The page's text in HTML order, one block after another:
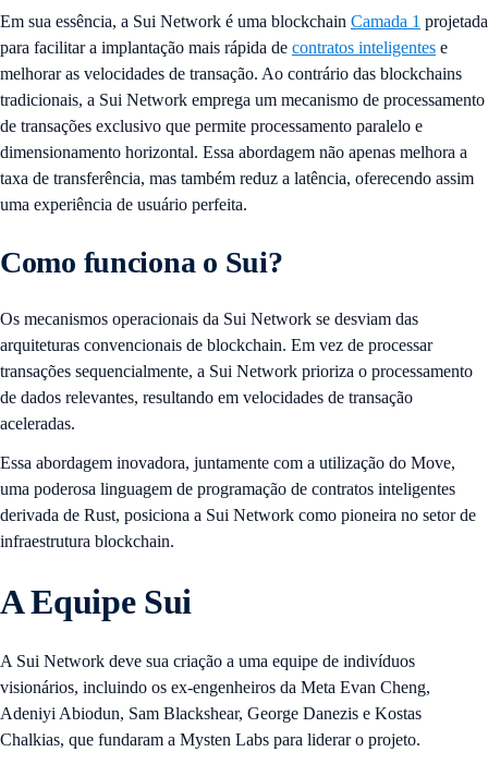
Em sua essência, a Sui Network é uma blockchain Camada 1 projetada
para facilitar a implantação mais rápida de contratos inteligentes e
melhorar as velocidades de transação. Ao contrário das blockchains
tradicionais, a Sui Network emprega um mecanismo de processamento
de transações exclusivo que permite processamento paralelo e
dimensionamento horizontal. Essa abordagem não apenas melhora a
taxa de transferência, mas também reduz a latência, oferecendo assim
uma experiência de usuário perfeita.
Como funciona o Sui?
Os mecanismos operacionais da Sui Network se desviam das
arquiteturas convencionais de blockchain. Em vez de processar
transações sequencialmente, a Sui Network prioriza o processamento
de dados relevantes, resultando em velocidades de transação
aceleradas.
Essa abordagem inovadora, juntamente com a utilização do Move,
uma poderosa linguagem de programação de contratos inteligentes
derivada de Rust, posiciona a Sui Network como pioneira no setor de
infraestrutura blockchain.
A Equipe Sui
A Sui Network deve sua criação a uma equipe de indivíduos
visionários, incluindo os ex-engenheiros da Meta Evan Cheng,
Adeniyi Abiodun, Sam Blackshear, George Danezis e Kostas
Chalkias, que fundaram a Mysten Labs para liderar o projeto.